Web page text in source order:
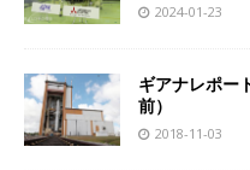
2024-01-23
ギアナレポ
前）
2018-11-03